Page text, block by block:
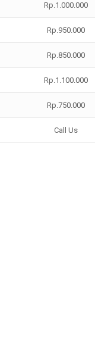
Rp.1.000.000
Rp.950.000
Rp.850.000
Rp.1.100.000
Rp.750.000
Call Us